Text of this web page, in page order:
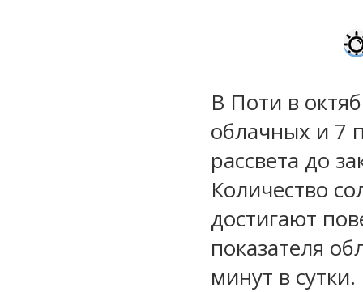
В Поти в
облачных и 7
рассвета до
Количество
достигают
показателя
минут в сутки.